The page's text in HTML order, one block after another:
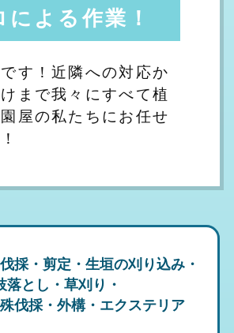
による作業！
す！近隣への対応か
まで我々にすべて植
屋の私たちにお任せ
採・剪定・生垣の刈り込み・
落とし・草刈り・
伐採・外構・エクステリア